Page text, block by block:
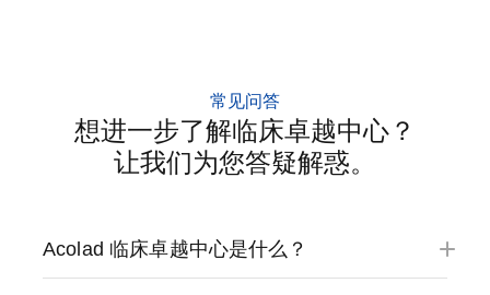
常见问答
想进一步了解临床卓越中心？
让我们为您答疑解惑。
Acolad 临床卓越中心是什么？